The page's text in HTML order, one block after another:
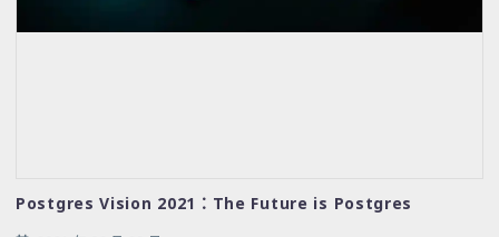
Postgres Vision 2021：The Future is Postgres